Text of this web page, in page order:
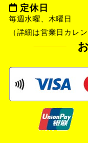
定休日
毎週水曜、木曜日
（詳細は営業日カレ